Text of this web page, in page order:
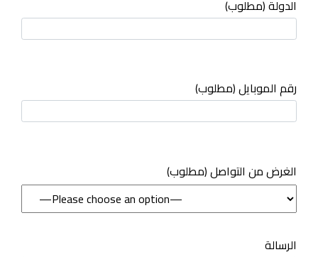
الدولة (مطلوب)
رقم الموبايل (مطلوب)
(مطلوب) الغرض من التواصل
الرسالة